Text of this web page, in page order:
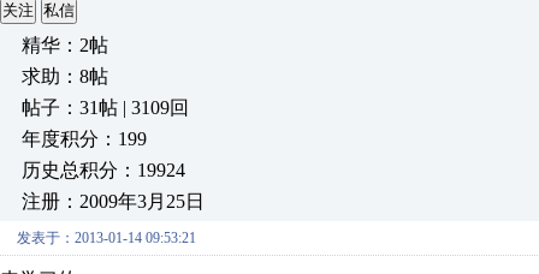
关注 私信
精华：2帖
求助：8帖
帖子：31帖 | 3109回
年度积分：199
历史总积分：19924
注册：2009年3月25日
发表于：2013-01-14 09:53:21